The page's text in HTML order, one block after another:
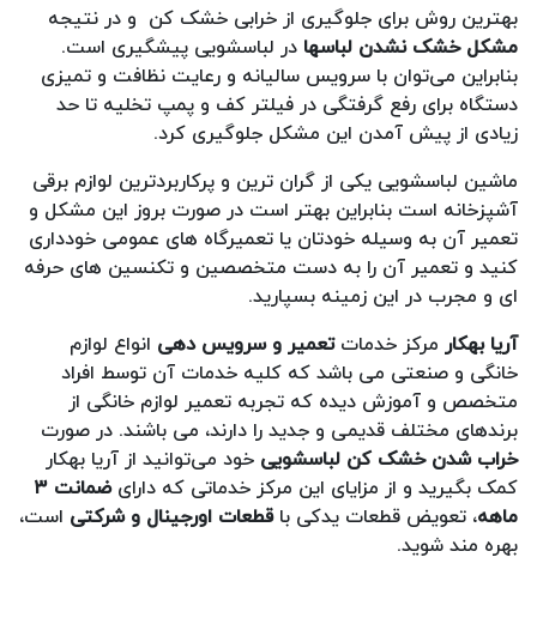
بهترین روش برای جلوگیری از خرابی خشک کن و در نتیجه
مشکل خشک نشدن لباسها در لباسشویی پیشگیری است.
بنابراین می‌توان با سرویس سالیانه و رعایت نظافت و تمیزی
دستگاه برای رفع گرفتگی در فیلتر کف و پمپ تخلیه تا حد
زیادی از پیش آمدن این مشکل جلوگیری کرد.
ماشین لباسشویی یکی از گران ترین و پرکاربردترین لوازم برقی
آشپزخانه است بنابراین بهتر است در صورت بروز این مشکل و
تعمیر آن به وسیله خودتان یا تعمیرگاه های عمومی خودداری
کنید و تعمیر آن را به دست متخصصین و تکنسین های حرفه
ای و مجرب در این زمینه بسپارید.
آریا بهکار مرکز خدماتتعمیر و سرویس دهی انواع لوازم
خانگی و صنعتی می باشد که کلیه خدمات آن توسط افراد
متخصص و آموزش دیده که تجربه تعمیر لوازم خانگی از
برندهای مختلف قدیمی و جدید را دارند، می باشند. در صورت
خراب شدن خشک کن لباسشویی خود می‌توانید از آریا بهکار
کمک بگیرید و از مزایای این مرکز خدماتی که دارای
ضمانت ۳
ماهه، تعویض قطعات یدکی باقطعات اورجینال و شرکتی است،
بهره مند شوید.